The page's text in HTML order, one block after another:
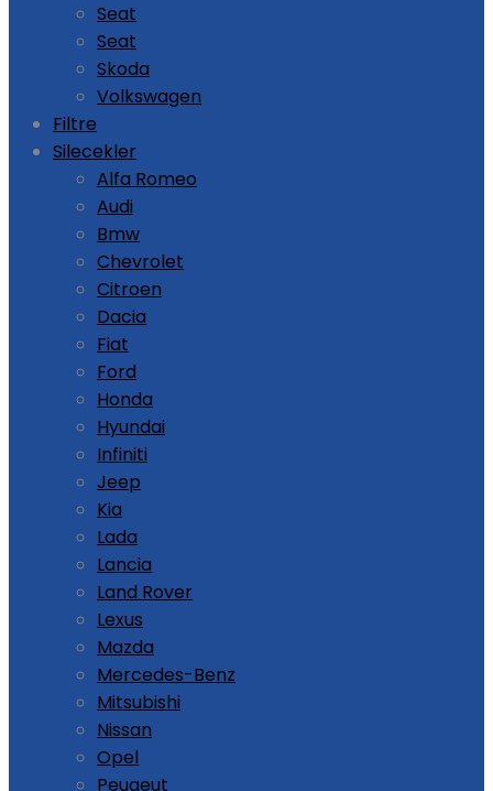
Seat
Seat
Skoda
Volkswagen
Filtre
Silecekler
Alfa Romeo
Audi
Bmw
Chevrolet
Citroen
Dacia
Fiat
Ford
Honda
Hyundai
Infiniti
Jeep
Kia
Lada
Lancia
Land Rover
Lexus
Mazda
Mercedes-Benz
Mitsubishi
Nissan
Opel
Peugeut